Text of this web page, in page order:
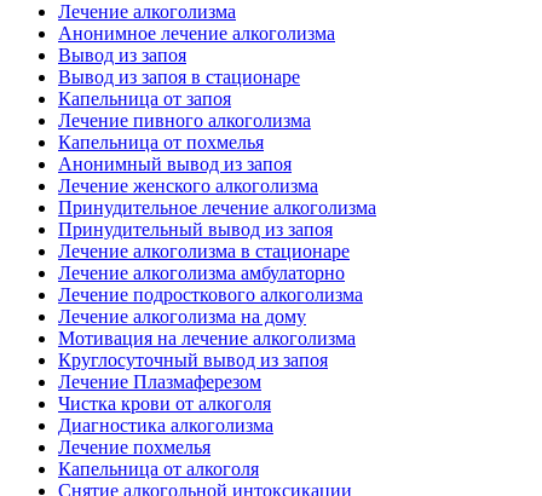
Лечение алкоголизма
Анонимное лечение алкоголизма
Вывод из запоя
Вывод из запоя в стационаре
Капельница от запоя
Лечение пивного алкоголизма
Капельница от похмелья
Анонимный вывод из запоя
Лечение женского алкоголизма
Принудительное лечение алкоголизма
Принудительный вывод из запоя
Лечение алкоголизма в стационаре
Лечение алкоголизма амбулаторно
Лечение подросткового алкоголизма
Лечение алкоголизма на дому
Мотивация на лечение алкоголизма
Круглосуточный вывод из запоя
Лечение Плазмаферезом
Чистка крови от алкоголя
Диагностика алкоголизма
Лечение похмелья
Капельница от алкоголя
Снятие алкогольной интоксикации